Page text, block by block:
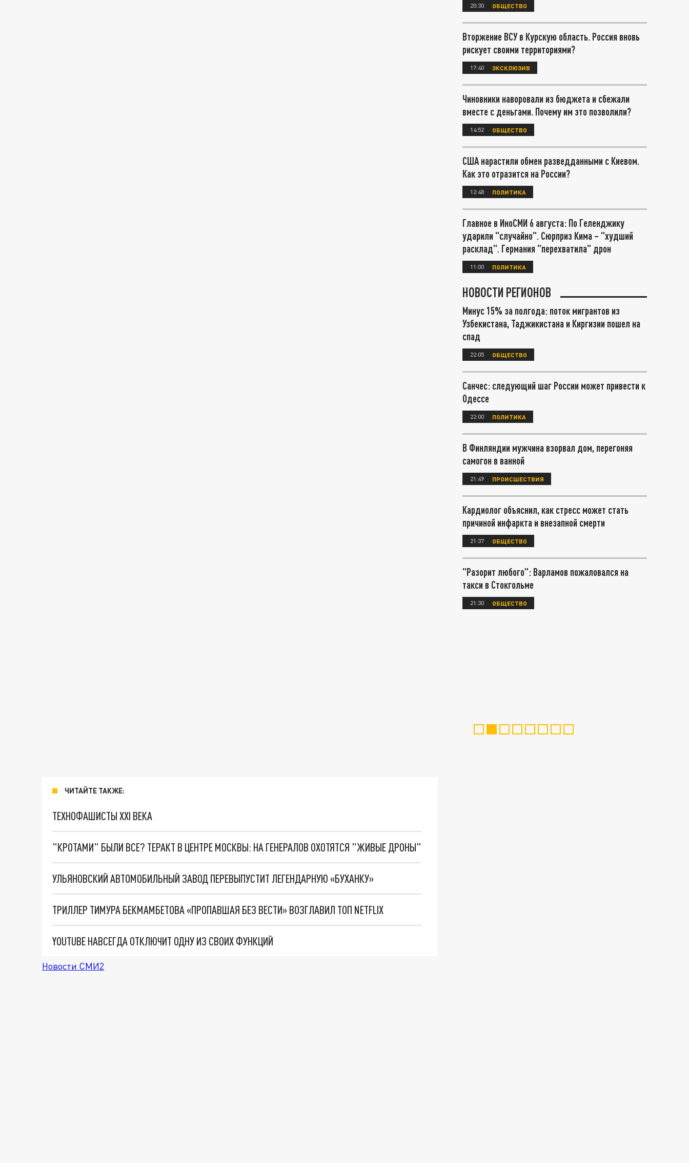
ЧИТАЙТЕ ТАКЖЕ:
ТЕХНОФАШИСТЫ XXI ВЕКА
"КРОТАМИ" БЫЛИ ВСЕ? ТЕРАКТ В ЦЕНТРЕ МОСКВЫ: НА ГЕНЕРАЛОВ ОХОТЯТСЯ "ЖИВЫЕ ДРОНЫ"
УЛЬЯНОВСКИЙ АВТОМОБИЛЬНЫЙ ЗАВОД ПЕРЕВЫПУСТИТ ЛЕГЕНДАРНУЮ «БУХАНКУ»
ТРИЛЛЕР ТИМУРА БЕКМАМБЕТОВА «ПРОПАВШАЯ БЕЗ ВЕСТИ» ВОЗГЛАВИЛ ТОП NETFLIX
YOUTUBE НАВСЕГДА ОТКЛЮЧИТ ОДНУ ИЗ СВОИХ ФУНКЦИЙ
Новости СМИ2
20:30 ОБЩЕСТВО
Вторжение ВСУ в Курскую область. Россия вновь
рискует своими территориями?
17:40 ЭКСКЛЮЗИВ
Чиновники наворовали из бюджета и сбежали
вместе с деньгами. Почему им это позволили?
14:52 ОБЩЕСТВО
США нарастили обмен разведданными с Киевом.
Как это отразится на России?
12:48 ПОЛИТИКА
Главное в ИноСМИ 6 августа: По Геленджику
ударили "случайно". Сюрприз Кима – "худший
расклад". Германия "перехватила" дрон
11:00 ПОЛИТИКА
НОВОСТИ РЕГИОНОВ
Минус 15% за полгода: поток мигрантов из
Узбекистана, Таджикистана и Киргизии пошел на
спад
22:05 ОБЩЕСТВО
Санчес: следующий шаг России может привести к
Одессе
22:00 ПОЛИТИКА
В Финляндии мужчина взорвал дом, перегоняя
самогон в ванной
21:49 ПРОИСШЕСТВИЯ
Кардиолог объяснил, как стресс может стать
причиной инфаркта и внезапной смерти
21:37 ОБЩЕСТВО
"Разорит любого": Варламов пожаловался на
такси в Стокгольме
21:30 ОБЩЕСТВО